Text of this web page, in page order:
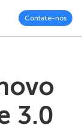
Contate-nos
3.0